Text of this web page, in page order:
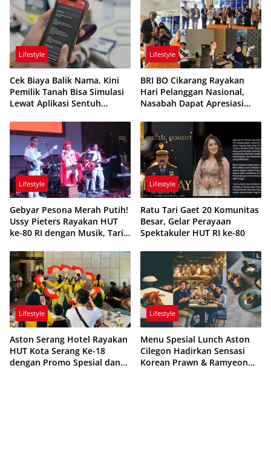
Lifestyle
Cek Biaya Balik Nama, Kini
Pemilik Tanah Bisa Simulasi
Lewat Aplikasi Sentuh
Lifestyle
BRI BO Cikarang Rayakan
Hari Pelanggan Nasional,
Nasabah Dapat Apresiasi
Lifestyle
Gebyar Pesona Merah Putih!
Ussy Pieters Rayakan HUT
ke-80 RI dengan Musik, Tari,
Lifestyle
Ratu Tari Gaet 20 Komunitas
Besar, Gelar Perayaan
Spektakuler HUT RI ke-80
Lifestyle
Aston Serang Hotel Rayakan
HUT Kota Serang Ke-18
dengan Promo Spesial dan
Lifestyle
Menu Spesial Lunch Aston
Cilegon Hadirkan Sensasi
Korean Prawn & Ramyeon